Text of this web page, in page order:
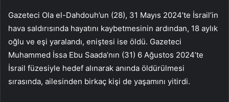
Gazeteci Ola el-Dahdouh’un (28), 31 Mayıs 2024’te İsrail’in
hava saldırısında hayatını kaybetmesinin ardından, 18 aylık
oğlu ve eşi yaralandı, eniştesi ise öldü. Gazeteci
Muhammed İssa Ebu Saada’nın (31) 6 Ağustos 2024’te
İsrail füzesiyle hedef alınarak anında öldürülmesi
sırasında, ailesinden birkaç kişi de yaşamını yitirdi.